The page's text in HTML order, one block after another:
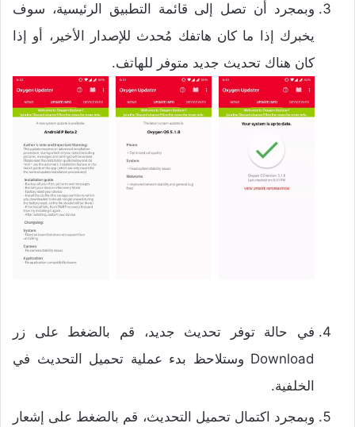
وبمجرد أن تصل إلى قائمة التطبيق الرئيسية، سوف
يخبرك إذا ما كان هاتفك مُحدث للإصدار الأخير، أو إذا
كان هناك تحديث جديد متوفر للهاتف.
في حالة توفر تحديث جديد، قم بالضغط على زر
Download وستلاحظ بدء عملية تحميل التحديث في
الخلفية.
وبمجرد اكتمال تحميل التحديث، قم بالضغط على إشعار